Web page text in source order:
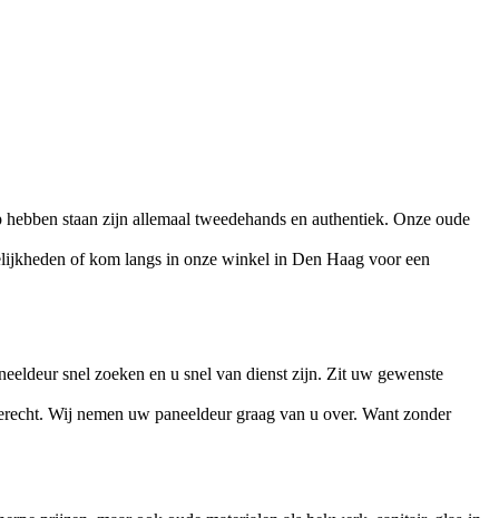
staan zijn allemaal tweedehands en authentiek. Onze oude
of kom langs in onze winkel in Den Haag voor een
snel zoeken en u snel van dienst zijn. Zit uw gewenste
Wij nemen uw paneeldeur graag van u over. Want zonder